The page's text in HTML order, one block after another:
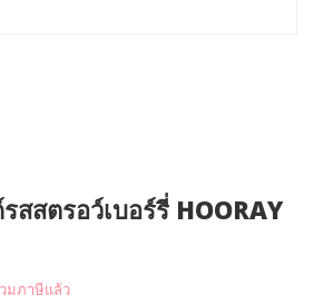
สสตรอว์เบอร์รี่ HOORAY
มภาษีแล้ว